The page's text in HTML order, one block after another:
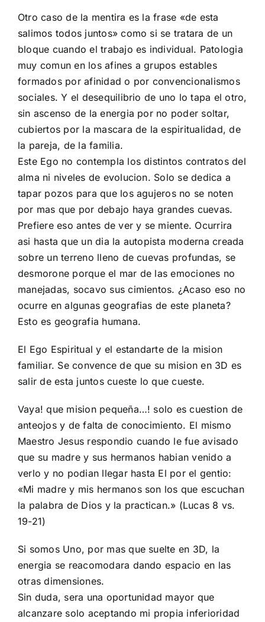
Otro caso de la mentira es la frase «de esta
salimos todos juntos» como si se tratara de un
bloque cuando el trabajo es individual. Patologia
muy comun en los afines a grupos estables
formados por afinidad o por convencionalismos
sociales. Y el desequilibrio de uno lo tapa el otro,
sin ascenso de la energia por no poder soltar,
cubiertos por la mascara de la espiritualidad, de
la pareja, de la familia.
Este Ego no contempla los distintos contratos del
alma ni niveles de evolucion. Solo se dedica a
tapar pozos para que los agujeros no se noten
por mas que por debajo haya grandes cuevas.
Prefiere eso antes de ver y se miente. Ocurrira
asi hasta que un dia la autopista moderna creada
sobre un terreno lleno de cuevas profundas, se
desmorone porque el mar de las emociones no
manejadas, socavo sus cimientos. ¿Acaso eso no
ocurre en algunas geografias de este planeta?
Esto es geografia humana.
El Ego Espiritual y el estandarte de la mision
familiar. Se convence de que su mision en 3D es
salir de esta juntos cueste lo que cueste.
Vaya! que mision pequeña…! solo es cuestion de
anteojos y de falta de conocimiento. El mismo
Maestro Jesus respondio cuando le fue avisado
que su madre y sus hermanos habian venido a
verlo y no podian llegar hasta El por el gentio:
«Mi madre y mis hermanos son los que escuchan
la palabra de Dios y la practican.» (Lucas 8 vs.
19-21)
Si somos Uno, por mas que suelte en 3D, la
energia se reacomodara dando espacio en las
otras dimensiones.
Sin duda, sera una oportunidad mayor que
alcanzare solo aceptando mi propia inferioridad